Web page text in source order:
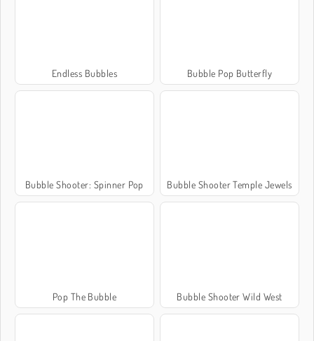
Endless Bubbles Bubble Pop Butterfly
Bubble Shooter: Spinner Pop Bubble Shooter Temple Jewels
Pop The Bubble Bubble Shooter Wild West